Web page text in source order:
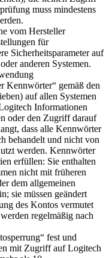
muss mindestens
vom Hersteller
für
Sicherheitsparameter auf
anderen Systemen.
Kennwörter“ gemäß den
auf allen Systemen
Informationen
oder den Zugriff darauf
dass alle Kennwörter
behandelt und nicht von
werden. Kennwörter
erfüllen: Sie enthalten
nicht mit früheren
dem allgemeinen
sie müssen geändert
des Kontos vermutet
regelmäßig nach
fest und
mit Zugriff auf Logitech